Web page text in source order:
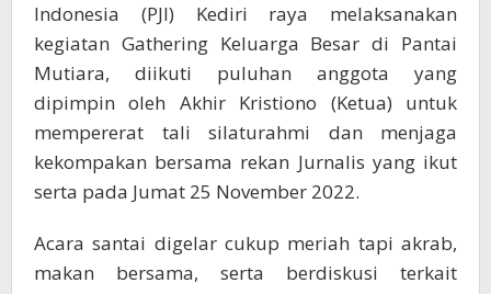
Indonesia (PJI) Kediri raya melaksanakan
kegiatan Gathering Keluarga Besar di Pantai
Mutiara, diikuti puluhan anggota yang
dipimpin oleh Akhir Kristiono (Ketua) untuk
mempererat tali silaturahmi dan menjaga
kekompakan bersama rekan Jurnalis yang ikut
serta pada Jumat 25 November 2022.
Acara santai digelar cukup meriah tapi akrab,
makan bersama, serta berdiskusi terkait